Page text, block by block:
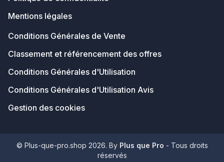
Mentions légales
Conditions Générales de Vente
Classement et référencement des offres
Conditions Générales d'Utilisation
Conditions Générales d'Utilisation Avis
Gestion des cookies
© Plus-que-pro.shop 2026. By Plus que Pro - Tous droits
réservés